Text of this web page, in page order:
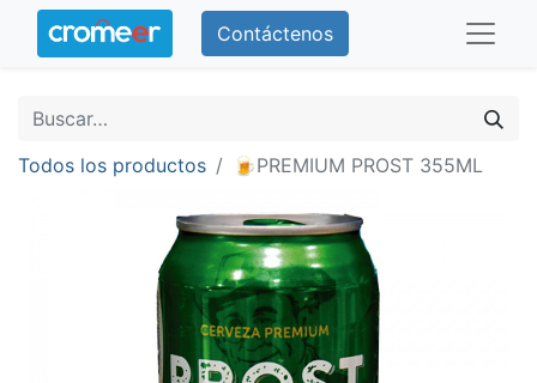
Contáctenos
Todos los productos 🍺PREMIUM PROST 355ML